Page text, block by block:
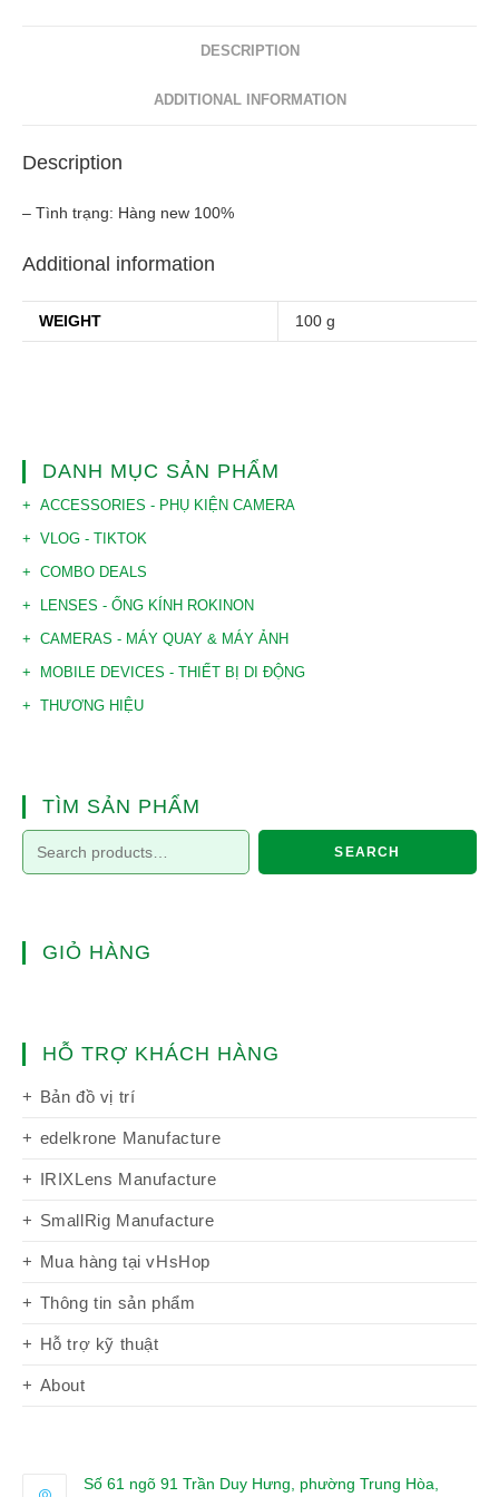
DESCRIPTION
ADDITIONAL INFORMATION
Description
– Tình trạng: Hàng new 100%
Additional information
WEIGHT 100 g
DANH MỤC SẢN PHẨM
ACCESSORIES - PHỤ KIỆN CAMERA
VLOG - TIKTOK
COMBO DEALS
LENSES - ỐNG KÍNH ROKINON
CAMERAS - MÁY QUAY & MÁY ẢNH
MOBILE DEVICES - THIẾT BỊ DI ĐỘNG
THƯƠNG HIỆU
TÌM SẢN PHẨM
SEARCH
GIỎ HÀNG
HỖ TRỢ KHÁCH HÀNG
Bản đồ vị trí
edelkrone Manufacture
IRIXLens Manufacture
SmallRig Manufacture
Mua hàng tại vHsHop
Thông tin sản phẩm
Hỗ trợ kỹ thuật
About
Số 61 ngõ 91 Trần Duy Hưng, phường Trung Hòa,